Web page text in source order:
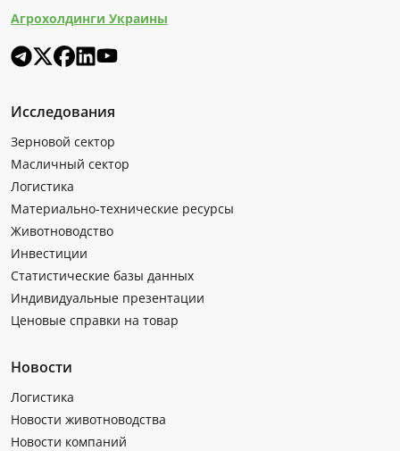
Агрохолдинги Украины
Исследования
Зерновой сектор
Масличный сектор
Логистика
Материально-технические ресурсы
Животноводство
Инвестиции
Статистические базы данных
Индивидуальные презентации
Ценовые справки на товар
Новости
Логистика
Новости животноводства
Новости компаний